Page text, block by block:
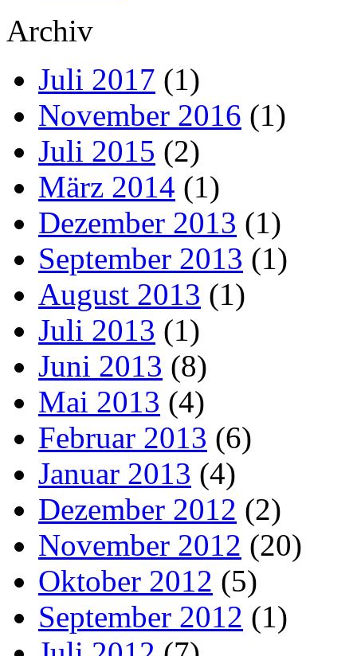
Archiv
Juli 2017 (1)
November 2016 (1)
Juli 2015 (2)
März 2014 (1)
Dezember 2013 (1)
September 2013 (1)
August 2013 (1)
Juli 2013 (1)
Juni 2013 (8)
Mai 2013 (4)
Februar 2013 (6)
Januar 2013 (4)
Dezember 2012 (2)
November 2012 (20)
Oktober 2012 (5)
September 2012 (1)